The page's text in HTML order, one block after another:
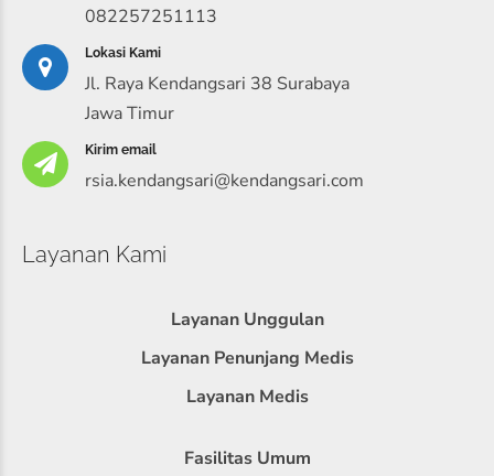
082257251113
Lokasi Kami
Jl. Raya Kendangsari 38 Surabaya
Jawa Timur
Kirim email
rsia.kendangsari@kendangsari.com
Layanan Kami
Layanan Unggulan
Layanan Penunjang Medis
Layanan Medis
Fasilitas Umum